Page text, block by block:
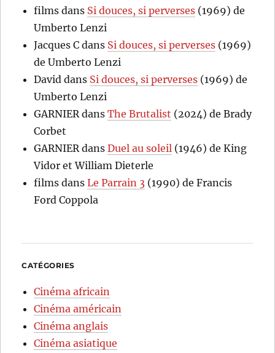
films dans Si douces, si perverses (1969) de
Umberto Lenzi
Jacques C dans Si douces, si perverses (1969)
de Umberto Lenzi
David dans Si douces, si perverses (1969) de
Umberto Lenzi
GARNIER dansThe Brutalist (2024) de Brady
Corbet
GARNIER dansDuel au soleil (1946) de King
Vidor et William Dieterle
films dansLe Parrain 3 (1990) de Francis
Ford Coppola
CATÉGORIES
Cinéma africain
Cinéma américain
Cinéma anglais
Cinéma asiatique